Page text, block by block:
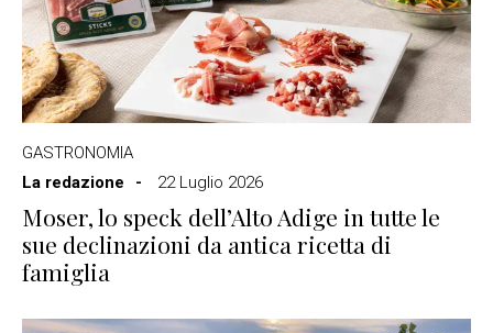
GASTRONOMIA
La redazione
22 Luglio 2026
Moser, lo speck dell’Alto Adige in tutte le
sue declinazioni da antica ricetta di
famiglia